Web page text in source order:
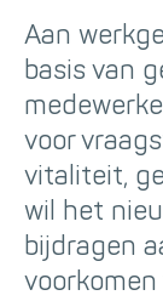
Aan
basis van
voor
vitaliteit,
wil het
bijdragen